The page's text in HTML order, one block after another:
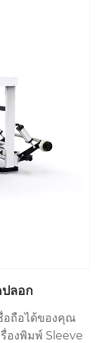
ลอก
อถือได้ของคุณ
องพิมพ์ Sleeve